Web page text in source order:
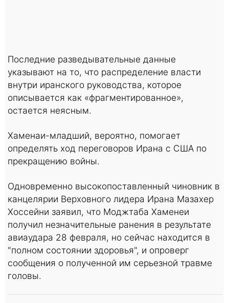
Последние разведывательные данные
указывают на то, что распределение власти
внутри иранского руководства, которое
описывается как «фрагментированное»,
остается неясным.
Хаменаи-младший, вероятно, помогает
определять ход переговоров Ирана с США по
прекращению войны.
Одновременно высокопоставленный чиновник в
канцелярии Верховного лидера Ирана Мазахер
Хоссейни заявил, что Моджтаба Хаменеи
получил незначительные ранения в результате
авиаудара 28 февраля, но сейчас находится в
"полном состоянии здоровья", и опроверг
сообщения о полученной им серьезной травме
головы.